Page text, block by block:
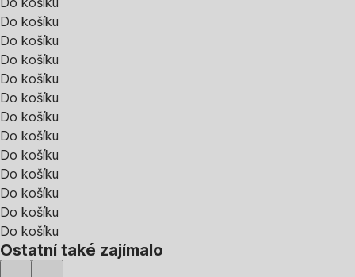
Do košíku
Do košíku
Do košíku
Do košíku
Do košíku
Do košíku
Do košíku
Do košíku
Do košíku
Do košíku
Do košíku
Do košíku
Ostatní také zajímalo